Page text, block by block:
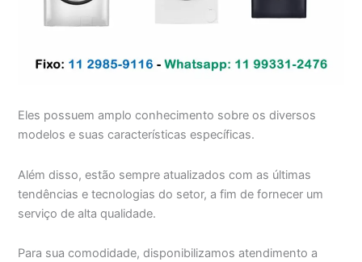
Eles possuem amplo conhecimento sobre os diversos
modelos e suas características específicas.
Além disso, estão sempre atualizados com as últimas
tendências e tecnologias do setor, a fim de fornecer um
serviço de alta qualidade.
Para sua comodidade, disponibilizamos atendimento a